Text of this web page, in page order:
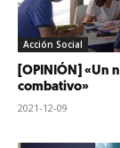
Acción Social
[OPINIÓN] «Un
combativo»
2021-12-09